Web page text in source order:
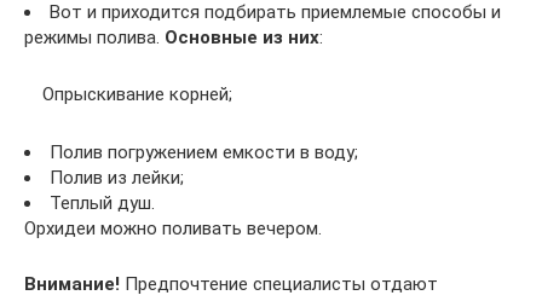
Вот и приходится подбирать приемлемые способы и
режимы полива. Основные из них:
Опрыскивание корней;
Полив погружением емкости в воду;
Полив из лейки;
Теплый душ.
Орхидеи можно поливать вечером.
Внимание! Предпочтение специалисты отдают